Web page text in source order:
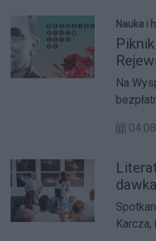
Town
jest do
rodzin
zwierząt.
Nauka i
Na